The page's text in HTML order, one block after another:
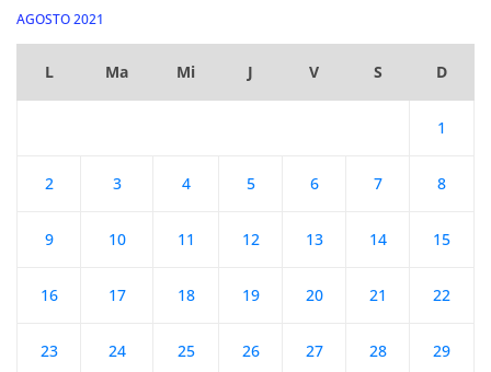
AGOSTO 2021
L Ma Mi J V S D
1
2 3 4 5 6 7 8
9 10 11 12 13 14 15
16 17 18 19 20 21 22
23 24 25 26 27 28 29